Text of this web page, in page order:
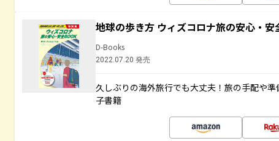
地球の歩き方 ウィズコロナ旅の安心・安
D-Books
2022.07.20 発売
久しぶりの海外旅行でも大丈夫！旅の手配や
子書籍